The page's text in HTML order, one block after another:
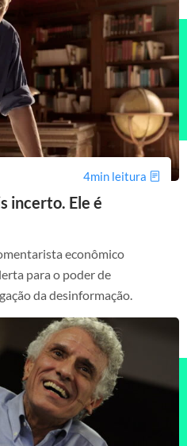
4min leitura
incerto. Ele é
econômico
para o poder de
da desinformação.